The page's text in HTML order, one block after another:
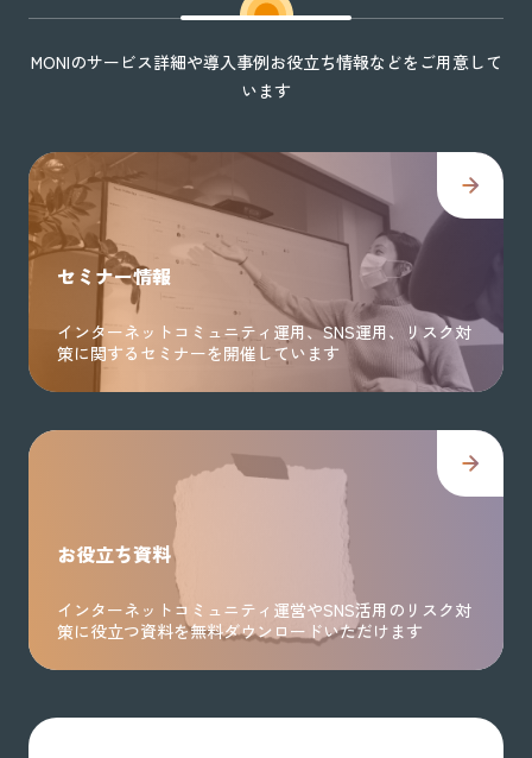
MONIのサービス詳細や導入事例お役立ち情報などをご用意して
います
セミナー情報
インターネットコミュニティ運用、SNS運用、リスク対
策に関するセミナーを開催しています
お役立ち資料
インターネットコミュニティ運営やSNS活用のリスク対
策に役立つ資料を無料ダウンロードいただけます